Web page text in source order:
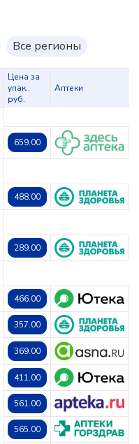
Все регионы
Цена за
упак.,
руб.
Аптеки
659.00
488.00
289.00
466.00
357.00
369.00
411.00
561.00
565.00